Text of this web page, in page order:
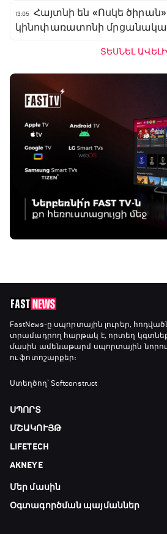
13:05 Հայտնի են «Ոսկե
կինոփառատոնի
ՏԵՍՆԵԼ
FastNews-ը սպորտային լուրեր,
տրամադրող հարթակ է, որտեղ
մասին ամենաթարմ սպորտային
ու ֆոտոշարքեր։
Ստեղծող՝ Softconstruct
ՍՊՈՐՏ
ՄՇԱԿՈՒՅԹ
LIFETECH
AKNEYE
Մեր մասին
Օգտագործման պայմաններ